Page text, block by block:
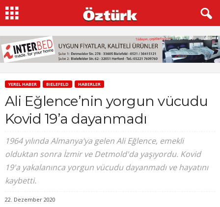
YEREL HABER BIELEFELD HABERLER
Ali Eğlence’nin yorgun vücudu
Kovid 19’a dayanmadı
1964 yılında Almanya‘ya gelen Ali Eğlence, emekli
olduktan sonra İzmir ve Detmold'da yaşıyordu. Kovid
19'a yakalanınca yorgun vücudu dayanmadı ve hayatını
kaybetti.
22. Dezember 2020